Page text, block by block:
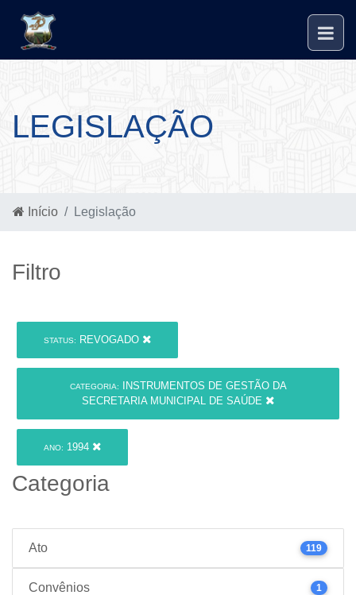
LEGISLAÇÃO
Início Legislação
Filtro
STATUS: REVOGADO
CATEGORIA:
INSTRUMENTOS DE GESTÃO DA
SECRETARIA MUNICIPAL DE SAÚDE
ANO: 1994
Categoria
Ato 119
Convênios 1